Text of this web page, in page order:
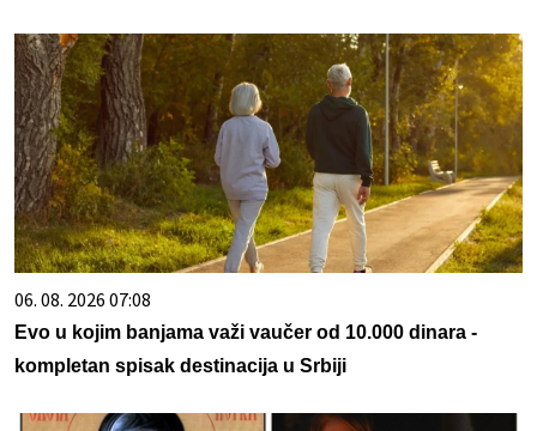
06. 08. 2026 07:08
Evo u kojim banjama važi vaučer od 10.000 dinara -
kompletan spisak destinacija u Srbiji